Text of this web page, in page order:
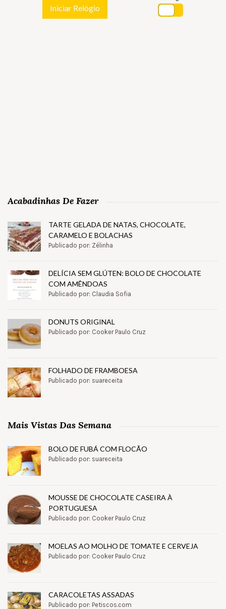
Iniciar Relógio
Acabadinhas De Fazer
TARTE GELADA DE NATAS, CHOCOLATE,
CARAMELO E BOLACHAS
Publicado por: Zélinha
DELÍCIA SEM GLÚTEN: BOLO DE CHOCOLATE
COM AMÊNDOAS
Publicado por: Claudia Sofia
DONUTS ORIGINAL
Publicado por: Cooker Paulo Cruz
FOLHADO DE FRAMBOESA
Publicado por: suareceita
Mais Vistas Das Semana
BOLO DE FUBÁ COM FLOCÃO
Publicado por: suareceita
MOUSSE DE CHOCOLATE CASEIRA À
PORTUGUESA
Publicado por: Cooker Paulo Cruz
MOELAS AO MOLHO DE TOMATE E CERVEJA
Publicado por: Cooker Paulo Cruz
CARACOLETAS ASSADAS
Publicado por: Petiscos.com